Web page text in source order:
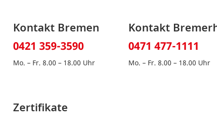
Kontakt Bremen
0421 359-3590
Mo. – Fr. 8.00 – 18.00 Uhr
Kontakt
0471 477-1111
Mo. – Fr. 8.00 – 18.00 Uhr
Zertifikate